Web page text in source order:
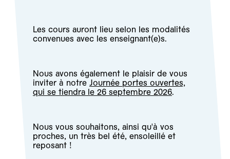
Les cours auront lieu selon les modalités
convenues avec les enseignant(e)s.
Nous avons également le plaisir de vous
inviter à notre Journée portes ouvertes,
qui se tiendra le 26 septembre 2026.
Nous vous souhaitons, ainsi qu'à vos
proches, un très bel été, ensoleillé et
reposant !